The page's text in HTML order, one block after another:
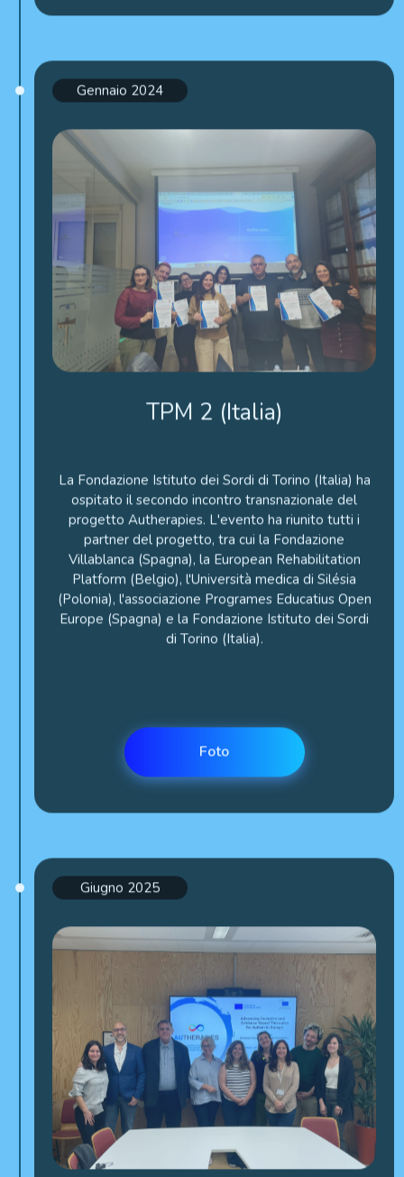
Gennaio 2024
TPM 2 (Italia)
ospitato il secondo incontro transnazionale del
progetto Autherapies. L'evento ha riunito tutti i
partner del progetto, tra cui la Fondazione
Villablanca (Spagna), la European Rehabilitation
Platform (Belgio), l'Università medica di Silésia
(Polonia), l'associazione Programes Educatius Open
Europe (Spagna) e la Fondazione Istituto dei Sordi
di Torino (Italia).
Foto
Giugno 2025